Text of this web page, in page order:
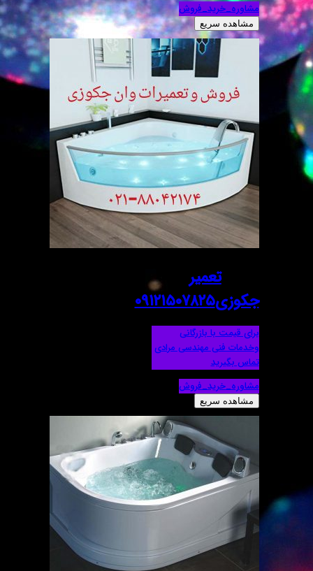
مشاوره_خرید_فروش
مشاهده سریع
برای قیمت با بازرگانی
وخدمات فنی مهندسی مرادی
مشاوره_خرید_فروش
مشاهده سریع